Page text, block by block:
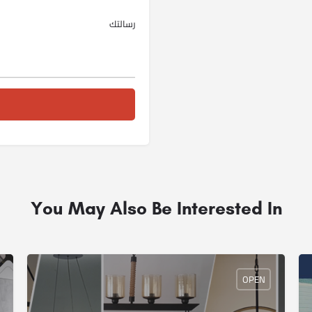
You May Also Be Interested In
OPEN